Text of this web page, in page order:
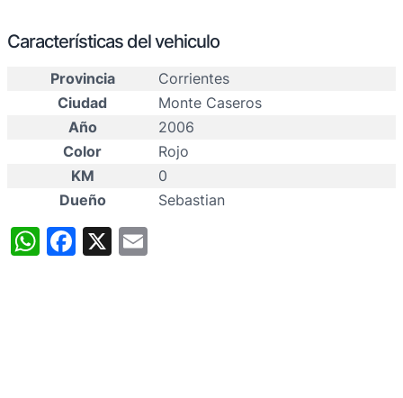
Características del vehiculo
Provincia
Corrientes
Ciudad
Monte Caseros
Año
2006
Color
Rojo
KM
0
Dueño
Sebastian
WhatsApp
Facebook
X